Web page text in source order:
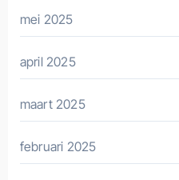
mei 2025
april 2025
maart 2025
februari 2025